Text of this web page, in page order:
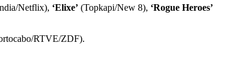
Netflix), ‘Elixe’ (Topkapi/New 8), ‘Rogue Heroes’
RTVE/ZDF).